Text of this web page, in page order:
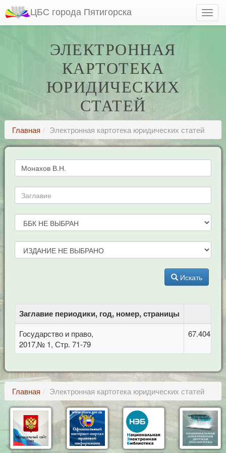
ЦБС города Пятигорска
ЭЛЕКТРОННАЯ
КАРТОТЕКА
ЮРИДИЧЕСКИХ
СТАТЕЙ
Главная Электронная картотека юридических статей
Искать
Заглавие периодики, год, номер, страницы
Государство и право,
2017,№ 1, Стр. 71-79
67.404.3
Главная Электронная картотека юридических статей